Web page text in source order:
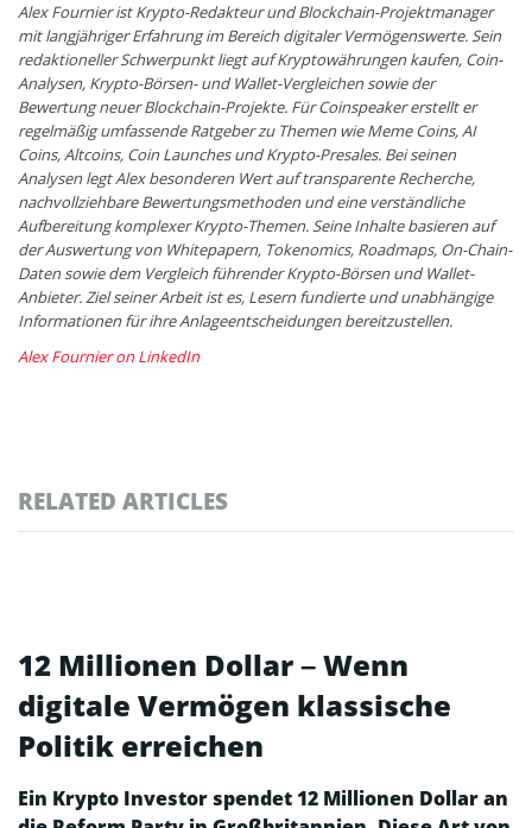
Alex Fournier ist Krypto-Redakteur und Blockchain-Projektmanager
mit langjähriger Erfahrung im Bereich digitaler Vermögenswerte. Sein
redaktioneller Schwerpunkt liegt auf Kryptowährungen kaufen, Coin-
Analysen, Krypto-Börsen- und Wallet-Vergleichen sowie der
Bewertung neuer Blockchain-Projekte. Für Coinspeaker erstellt er
regelmäßig umfassende Ratgeber zu Themen wie Meme Coins, AI
Coins, Altcoins, Coin Launches und Krypto-Presales. Bei seinen
Analysen legt Alex besonderen Wert auf transparente Recherche,
nachvollziehbare Bewertungsmethoden und eine verständliche
Aufbereitung komplexer Krypto-Themen. Seine Inhalte basieren auf
der Auswertung von Whitepapern, Tokenomics, Roadmaps, On-Chain-
Daten sowie dem Vergleich führender Krypto-Börsen und Wallet-
Anbieter. Ziel seiner Arbeit ist es, Lesern fundierte und unabhängige
Informationen für ihre Anlageentscheidungen bereitzustellen.
Alex Fournier on LinkedIn
RELATED ARTICLES
12 Millionen Dollar – Wenn
digitale Vermögen klassische
Politik erreichen
Ein Krypto Investor spendet 12 Millionen Dollar an